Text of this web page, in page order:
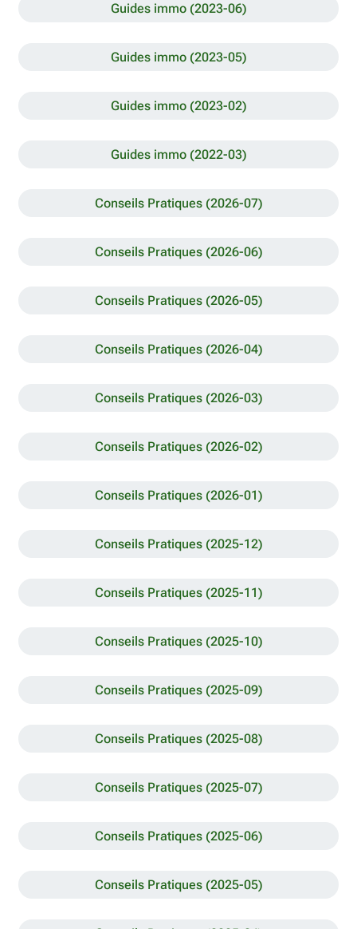
Guides immo (2023-06)
Guides immo (2023-05)
Guides immo (2023-02)
Guides immo (2022-03)
Conseils Pratiques (2026-07)
Conseils Pratiques (2026-06)
Conseils Pratiques (2026-05)
Conseils Pratiques (2026-04)
Conseils Pratiques (2026-03)
Conseils Pratiques (2026-02)
Conseils Pratiques (2026-01)
Conseils Pratiques (2025-12)
Conseils Pratiques (2025-11)
Conseils Pratiques (2025-10)
Conseils Pratiques (2025-09)
Conseils Pratiques (2025-08)
Conseils Pratiques (2025-07)
Conseils Pratiques (2025-06)
Conseils Pratiques (2025-05)